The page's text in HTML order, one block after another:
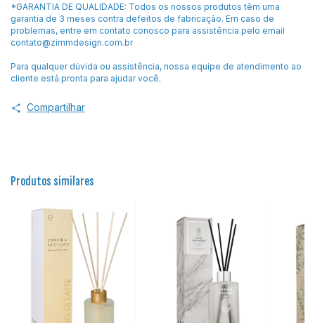
*GARANTIA DE QUALIDADE: Todos os nossos produtos têm uma
garantia de 3 meses contra defeitos de fabricação. Em caso de
problemas, entre em contato conosco para assistência pelo email
contato@zimmdesign.com.br
Para qualquer dúvida ou assistência, nossa equipe de atendimento ao
cliente está pronta para ajudar você.
Compartilhar
Produtos similares